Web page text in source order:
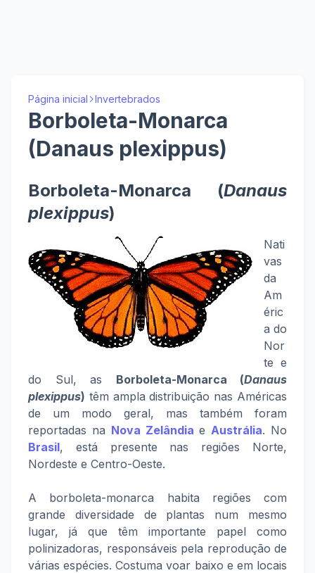
Página inicial Invertebrados
Borboleta-Monarca
(Danaus plexippus)
Borboleta-Monarca (Danaus
plexippus)
Nati
vas
da
Am
éric
a do
Nor
te e
do Sul, as Borboleta-Monarca (Danaus
plexippus) têm ampla distribuição nas Américas
de um modo geral, mas também foram
reportadas na Nova Zelândia eAustrália. No
Brasil, está presente nas regiões Norte,
Nordeste e Centro-Oeste.
A borboleta-monarca habita regiões com
grande diversidade de plantas num mesmo
lugar, já que têm importante papel como
polinizadoras, responsáveis pela reprodução de
várias espécies. Costuma voar baixo e em locais